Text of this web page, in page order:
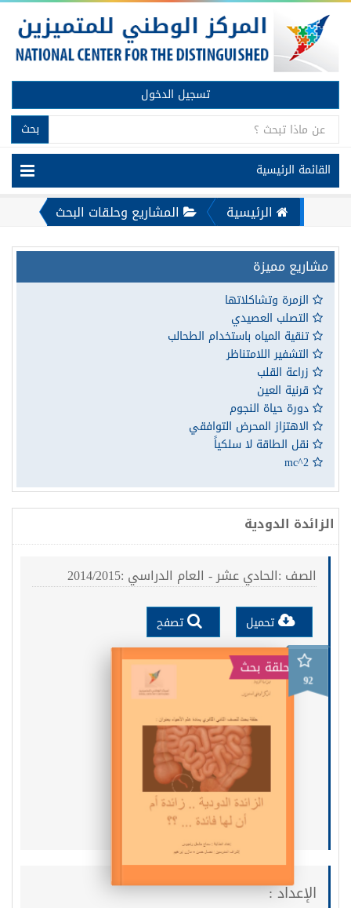
تسجيل الدخول
بحث
القائمة الرئيسية
الرئيسية المشاريع وحلقات البحث
مشاريع مميزة
الزمرة وتشاكلاتها
التصلب العصيدي
تنقية المياه باستخدام الطحالب
التشفير اللامتناظر
زراعة القلب
قرنية العين
دورة حياة النجوم
الاهتزاز المحرض التوافقي
نقل الطاقة لا سلكياً
الزائدة الدودية
الصف :الحادي عشر - العام الدراسي :2014/2015
تحميل تصفح
حلقة بحث
92
الإعداد :